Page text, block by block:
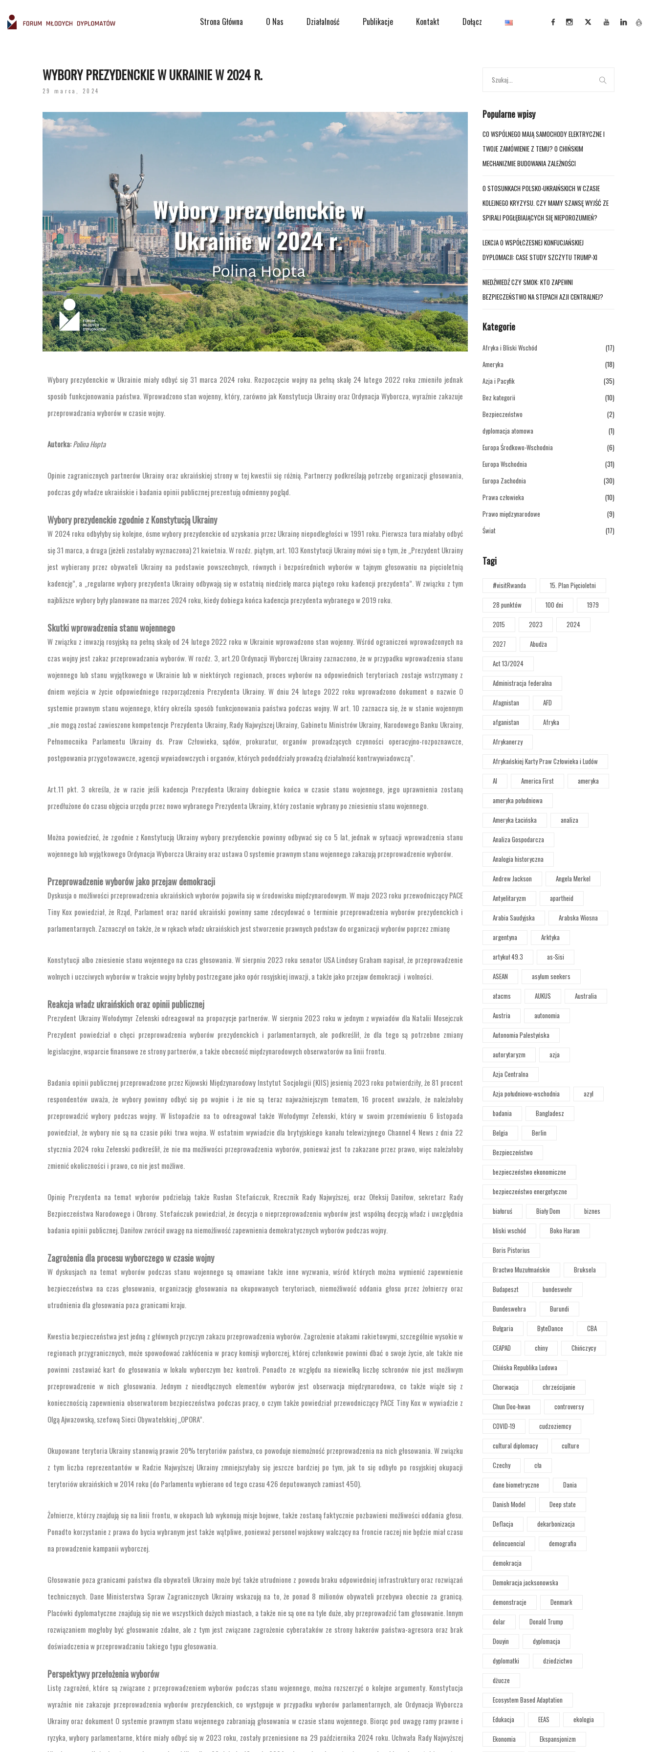
Strona Główna O Nas Działalność Publikacje Kontakt Dołącz
WYBORY PREZYDENCKIE W UKRAINIE W 2024 R.
29 marca, 2024
Wybory prezydenckie w Ukrainie miały odbyć się 31 marca 2024 roku. Rozpoczęcie wojny na pełną skalę 24 lutego 2022 roku zmieniło jednak
sposób funkcjonowania państwa. Wprowadzono stan wojenny, który, zarówno jak Konstytucja Ukrainy oraz Ordynacja Wyborcza, wyraźnie zakazuje
przeprowadzania wyborów w czasie wojny.
Autorka:Polina Hopta
Opinie zagranicznych partnerów Ukrainy oraz ukraińskiej strony w tej kwestii się różnią. Partnerzy podkreślają potrzebę organizacji głosowania,
podczas gdy władze ukraińskie i badania opinii publicznej prezentują odmienny pogląd.
Wybory prezydenckie zgodnie z Konstytucją Ukrainy
W 2024 roku odbyłyby się kolejne, ósme wybory prezydenckie od uzyskania przez Ukrainę niepodległości w 1991 roku. Pierwsza tura miałaby odbyć
się 31 marca, a druga (jeżeli zostałaby wyznaczona) 21 kwietnia. W rozdz. piątym, art. 103 Konstytucji Ukrainy mówi się o tym, że „Prezydent Ukrainy
jest wybierany przez obywateli Ukrainy na podstawie powszechnych, równych i bezpośrednich wyborów w tajnym głosowaniu na pięcioletnią
kadencję”, a „regularne wybory prezydenta Ukrainy odbywają się w ostatnią niedzielę marca piątego roku kadencji prezydenta”. W związku z tym
najbliższe wybory były planowane na marzec 2024 roku, kiedy dobiega końca kadencja prezydenta wybranego w 2019 roku.
Skutki wprowadzenia stanu wojennego
W związku z inwazją rosyjską na pełną skalę od 24 lutego 2022 roku w Ukrainie wprowadzono stan wojenny. Wśród ograniczeń wprowadzonych na
czas wojny jest zakaz przeprowadzania wyborów. W rozdz. 3, art.20 Ordynacji Wyborczej Ukrainy zaznaczono, że w przypadku wprowadzenia stanu
wojennego lub stanu wyjątkowego w Ukrainie lub w niektórych regionach, proces wyborów na odpowiednich terytoriach zostaje wstrzymany z
dniem wejścia w życie odpowiedniego rozporządzenia Prezydenta Ukrainy. W dniu 24 lutego 2022 roku wprowadzono dokument o nazwie O
systemie prawnym stanu wojennego, który określa sposób funkcjonowania państwa podczas wojny. W art. 10 zaznacza się, że w stanie wojennym
„nie mogą zostać zawieszone kompetencje Prezydenta Ukrainy, Rady Najwyższej Ukrainy, Gabinetu Ministrów Ukrainy, Narodowego Banku Ukrainy,
Pełnomocnika Parlamentu Ukrainy ds. Praw Człowieka, sądów, prokuratur, organów prowadzących czynności operacyjno-rozpoznawcze,
postępowania przygotowawcze, agencji wywiadowczych i organów, których pododdziały prowadzą działalność kontrwywiadowczą”.
Art.11 pkt. 3 określa, że w razie jeśli kadencja Prezydenta Ukrainy dobiegnie końca w czasie stanu wojennego, jego uprawnienia zostaną
przedłużone do czasu objęcia urzędu przez nowo wybranego Prezydenta Ukrainy, który zostanie wybrany po zniesieniu stanu wojennego.
Można powiedzieć, że zgodnie z Konstytucją Ukrainy wybory prezydenckie powinny odbywać się co 5 lat, jednak w sytuacji wprowadzenia stanu
wojennego lub wyjątkowego Ordynacja Wyborcza Ukrainy oraz ustawa O systemie prawnym stanu wojennego zakazują przeprowadzenie wyborów.
Przeprowadzenie wyborów jako przejaw demokracji
Dyskusja o możliwości przeprowadzenia ukraińskich wyborów pojawiła się w środowisku międzynarodowym. W maju 2023 roku przewodniczący PACE
Tiny Kox powiedział, że Rząd, Parlament oraz naród ukraiński powinny same zdecydować o terminie przeprowadzenia wyborów prezydenckich i
parlamentarnych. Zaznaczył on także, że w rękach władz ukraińskich jest stworzenie prawnych podstaw do organizacji wyborów poprzez zmianę
Konstytucji albo zniesienie stanu wojennego na czas głosowania. W sierpniu 2023 roku senator USA Lindsey Graham napisał, że przeprowadzenie
wolnych i uczciwych wyborów w trakcie wojny byłoby postrzegane jako opór rosyjskiej inwazji, a także jako przejaw demokracji i wolności.
Reakcja władz ukraińskich oraz opinii publicznej
Prezydent Ukrainy Wołodymyr Zełenski odreagował na propozycje partnerów. W sierpniu 2023 roku w jednym z wywiadów dla Natalii Mosejczuk
Prezydent powiedział o chęci przeprowadzenia wyborów prezydenckich i parlamentarnych, ale podkreślił, że dla tego są potrzebne zmiany
legislacyjne, wsparcie finansowe ze strony partnerów, a także obecność międzynarodowych obserwatorów na linii frontu.
Badania opinii publicznej przeprowadzone przez Kijowski Międzynarodowy Instytut Socjologii (KIIS) jesienią 2023 roku potwierdziły, że 81 procent
respondentów uważa, że wybory powinny odbyć się po wojnie i że nie są teraz najważniejszym tematem, 16 procent uważało, że należałoby
przeprowadzić wybory podczas wojny. W listopadzie na to odreagował także Wołodymyr Zełenski, który w swoim przemówieniu 6 listopada
powiedział, że wybory nie są na czasie póki trwa wojna. W ostatnim wywiadzie dla brytyjskiego kanału telewizyjnego Channel 4 News z dnia 22
stycznia 2024 roku Zełenski podkreślił, że nie ma możliwości przeprowadzenia wyborów, ponieważ jest to zakazane przez prawo, więc należałoby
zmienić okoliczności i prawo, co nie jest możliwe.
Opinię Prezydenta na temat wyborów podzielają także Rusłan Stefańczuk, Rzecznik Rady Najwyższej, oraz Ołeksij Daniłow, sekretarz Rady
Bezpieczeństwa Narodowego i Obrony. Stefańczuk powiedział, że decyzja o nieprzeprowadzeniu wyborów jest wspólną decyzją władz i uwzględnia
badania opinii publicznej. Daniłow zwrócił uwagę na niemożliwość zapewnienia demokratycznych wyborów podczas wojny.
Zagrożenia dla procesu wyborczego w czasie wojny
W dyskusjach na temat wyborów podczas stanu wojennego są omawiane także inne wyzwania, wśród których można wymienić zapewnienie
bezpieczeństwa na czas głosowania, organizację głosowania na okupowanych terytoriach, niemożliwość oddania głosu przez żołnierzy oraz
utrudnienia dla głosowania poza granicami kraju.
Kwestia bezpieczeństwa jest jedną z głównych przyczyn zakazu przeprowadzenia wyborów. Zagrożenie atakami rakietowymi, szczególnie wysokie w
regionach przygranicznych, może spowodować zakłócenia w pracy komisji wyborczej, której członkowie powinni dbać o swoje życie, ale także nie
powinni zostawiać kart do głosowania w lokalu wyborczym bez kontroli. Ponadto ze względu na niewielką liczbę schronów nie jest możliwym
przeprowadzenie w nich głosowania. Jednym z nieodłącznych elementów wyborów jest obserwacja międzynarodowa, co także wiąże się z
koniecznością zapewnienia obserwatorom bezpieczeństwa podczas pracy, o czym także powiedział przewodniczący PACE Tiny Kox w wywiadzie z
Olgą Ajwazowską, szefową Sieci Obywatelskiej „OPORA”.
Okupowane terytoria Ukrainy stanowią prawie 20% terytoriów państwa, co powoduje niemożność przeprowadzenia na nich głosowania. W związku
z tym liczba reprezentantów w Radzie Najwyższej Ukrainy zmniejszyłaby się jeszcze bardziej po tym, jak to się odbyło po rosyjskiej okupacji
terytoriów ukraińskich w 2014 roku (do Parlamentu wybierano od tego czasu 426 deputowanych zamiast 450).
Żołnierze, którzy znajdują się na linii frontu, w okopach lub wykonują misje bojowe, także zostaną faktycznie pozbawieni możliwości oddania głosu.
Ponadto korzystanie z prawa do bycia wybranym jest także wątpliwe, ponieważ personel wojskowy walczący na froncie raczej nie będzie miał czasu
na prowadzenie kampanii wyborczej.
Głosowanie poza granicami państwa dla obywateli Ukrainy może być także utrudnione z powodu braku odpowiedniej infrastruktury oraz rozwiązań
technicznych. Dane Ministerstwa Spraw Zagranicznych Ukrainy wskazują na to, że ponad 8 milionów obywateli przebywa obecnie za granicą.
Placówki dyplomatyczne znajdują się nie we wszystkich dużych miastach, a także nie są one na tyle duże, aby przeprowadzić tam głosowanie. Innym
rozwiązaniem mogłoby być głosowanie zdalne, ale z tym jest związane zagrożenie cyberataków ze strony hakerów państwa-agresora oraz brak
doświadczenia w przeprowadzaniu takiego typu głosowania.
Perspektywy przełożenia wyborów
Listę zagrożeń, które są związane z przeprowadzeniem wyborów podczas stanu wojennego, można rozszerzyć o kolejne argumenty. Konstytucja
wyraźnie nie zakazuje przeprowadzenia wyborów prezydenckich, co występuje w przypadku wyborów parlamentarnych, ale Ordynacja Wyborcza
Ukrainy oraz dokument O systemie prawnym stanu wojennego zabraniają głosowania w czasie stanu wojennego. Biorąc pod uwagę ramy prawne i
ryzyka, wybory parlamentarne, które miały odbyć się w 2023 roku, zostały przeniesione na 29 października 2024 roku. Uchwała Rady Najwyższej
Popularne wpisy
CO WSPÓLNEGO MAJĄ SAMOCHODY ELEKTRYCZNE I
TWOJE ZAMÓWIENIE Z TEMU? O CHIŃSKIM
MECHANIZMIE BUDOWANIA ZALEŻNOŚCI
O STOSUNKACH POLSKO-UKRAIŃSKICH W CZASIE
KOLEJNEGO KRYZYSU. CZY MAMY SZANSĘ WYJŚĆ ZE
SPIRALI POGŁĘBIAJĄCYCH SIĘ NIEPOROZUMIEŃ?
LEKCJA O WSPÓŁCZESNEJ KONFUCJAŃSKIEJ
DYPLOMACJI: CASE STUDY SZCZYTU TRUMP-XI
NIEDŹWIEDŹ CZY SMOK: KTO ZAPEWNI
BEZPIECZEŃSTWO NA STEPACH AZJI CENTRALNEJ?
Kategorie
Afryka i Bliski Wschód
(17)
Ameryka
(18)
Azja i Pacyfik
(35)
Bez kategorii
(10)
Bezpieczeństwo
(2)
dyplomacja atomowa
(1)
Europa Środkowo-Wschodnia
(6)
Europa Wschodnia
(31)
Europa Zachodnia
(30)
Prawa człowieka
(10)
Prawo międzynarodowe
(9)
Świat
(17)
Tagi
#visitRwanda
15. Plan Pięcioletni
28 punktów
100 dni
1979
2015
2023
2024
2027
Abudża
Act 13/2024
Administracja federalna
Afagnistan
AFD
afganistan
Afryka
Afrykanerzy
Afrykańskiej Karty Praw Człowieka i Ludów
AI
America First
ameryka
ameryka południowa
Ameryka Łacińska
analiza
Analiza Gospodarcza
Analogia historyczna
Andrew Jackson
Angela Merkel
Antyelitaryzm
apartheid
Arabia Saudyjska
Arabska Wiosna
argentyna
Arktyka
artykuł 49.3
as-Sisi
ASEAN
asylum seekers
atacms
AUKUS
Australia
Austria
autonomia
Autonomia Palestyńska
autorytaryzm
azja
Azja Centralna
Azja południowo-wschodnia
azyl
badania
Bangladesz
Belgia
Berlin
Bezpieczeństwo
bezpieczeństwo ekonomiczne
bezpieczeństwo energetyczne
białoruś
Biały Dom
biznes
bliski wschód
Boko Haram
Boris Pistorius
Bractwo Muzułmańskie
Bruksela
Budapeszt
bundeswehr
Bundeswehra
Burundi
Bułgaria
ByteDance
CBA
CEAPAD
chiny
Chińczycy
Chińska Republika Ludowa
Chorwacja
chrześcijanie
Chun Doo-hwan
controversy
COVID-19
cudzoziemcy
cultural diplomacy
culture
Czechy
cła
dane biometryczne
Dania
Danish Model
Deep state
Deflacja
dekarbonizacja
delincuencial
demografia
demokracja
Demokracja jacksonowska
demonstracje
Denmark
dolar
Donald Trump
Douyin
dyplomacja
dyplomatki
dziedzictwo
dżucze
Ecosystem Based Adaptation
Edukacja
EEAS
ekologia
Ekonomia
Ekspansjonizm